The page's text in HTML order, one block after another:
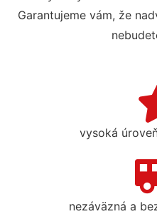
Garantujeme vám, že
vysoká
nezáväzná a